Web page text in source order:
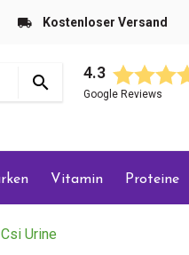
Kostenloser Versand
4.3
Google Reviews
Vitamin Proteine
Csi Urine